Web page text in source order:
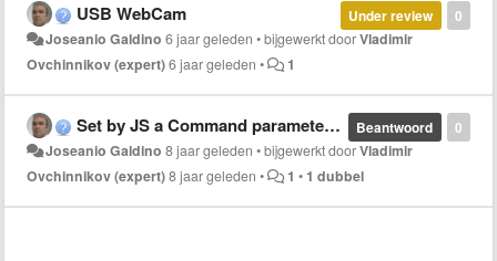
0
Under review
USB WebCam
Joseanio Galdino 6 jaar geleden •bijgewerkt doorVladimir
Ovchinnikov (expert)6 jaar geleden • 1
0
Beantwoord
Set by JS a Command parameter in HDL device
Joseanio Galdino 8 jaar geleden •bijgewerkt doorVladimir
Ovchinnikov (expert)8 jaar geleden • 1 • 1 dubbel